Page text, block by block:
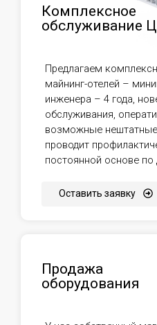
Комплексное
обслуживание
Предлагаем
майнинг-отелей –
инженера – 4 года,
обслуживания,
возможные нештатные
проводит
постоянной основе по
Оставить заявку
Продажа
оборудования